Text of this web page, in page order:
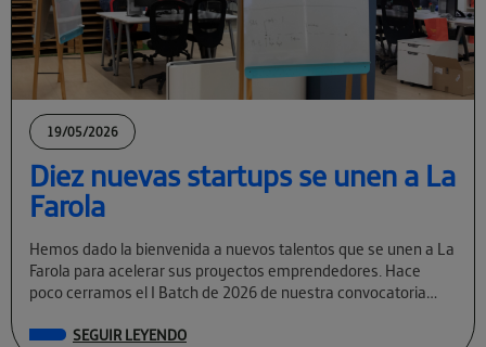
19/05/2026
Diez nuevas startups se unen a La
Farola
Hemos dado la bienvenida a nuevos talentos que se unen a La
Farola para acelerar sus proyectos emprendedores. Hace
poco cerramos el I Batch de 2026 de nuestra convocatoria
SEGUIR LEYENDO